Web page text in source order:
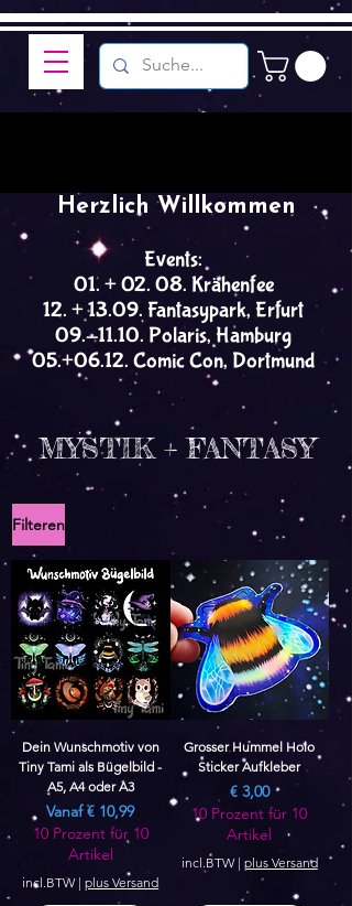
Events:
01. + 02. 08. Krähenfee
12. + 13.09. Fantasypark, Erfurt
09.-11.10. Polaris, Hamburg
05.+06.12. Comic Con, Dortmund
Herzlich Willkommen
MYSTIK + FANTASY
Filteren
Dein Wunschmotiv von
Tiny Tami als Bügelbild -
A5, A4 oder A3
Vanaf€ 10,99
Verkoopprijs
10 Prozent für 10
Artikel
incl.BTW |plus Versand
Grosser Hummel Holo
Sticker Aufkleber
Prijs
€ 3,00
10 Prozent für 10
Artikel
incl.BTW | plus Versand